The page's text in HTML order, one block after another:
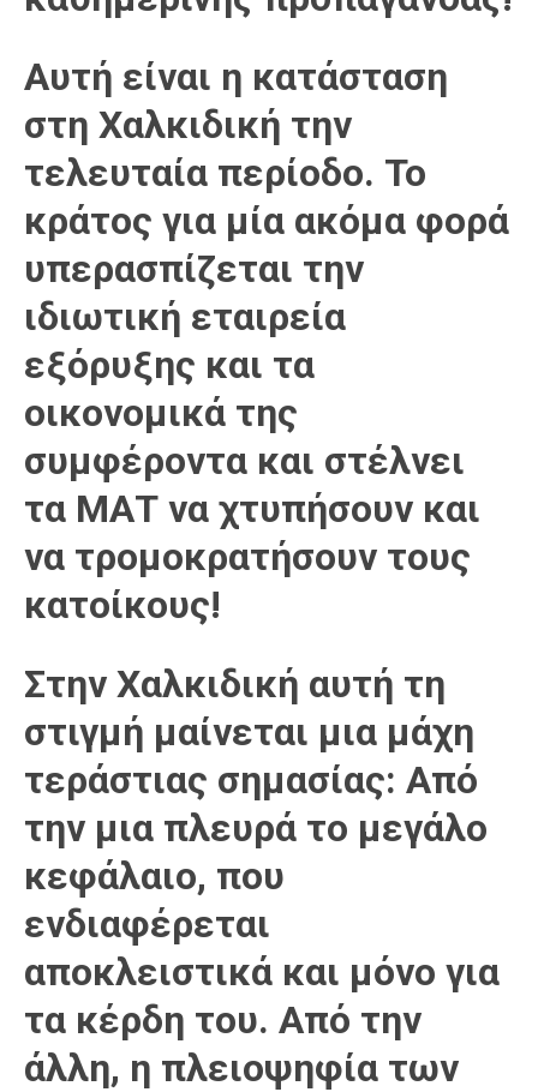
Αυτή είναι η κατάσταση
στη Χαλκιδική την
τελευταία περίοδο. Το
κράτος για μία ακόμα φορά
υπερασπίζεται την
ιδιωτική εταιρεία
εξόρυξης και τα
οικονομικά της
συμφέροντα και στέλνει
τα ΜΑΤ να χτυπήσουν και
να τρομοκρατήσουν τους
κατοίκους!
Στην Χαλκιδική αυτή τη
στιγμή μαίνεται μια μάχη
τεράστιας σημασίας: Από
την μια πλευρά το μεγάλο
κεφάλαιο, που
ενδιαφέρεται
αποκλειστικά και μόνο για
τα κέρδη του. Από την
άλλη, η πλειοψηφία των